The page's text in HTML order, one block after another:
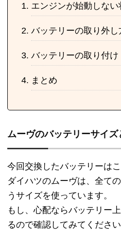
エンジンが始動しない
バッテリーの取り外し
バッテリーの取り付け
まとめ
ムーヴのバッテリーサイズ
今回交換したバッテリーはこ
ダイハツのムーヴは、全て
うサイズを使っています。
もし、心配ならバッテリー
るので確認してみてください